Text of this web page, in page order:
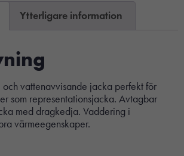
Ytterligare information
vattenavvisande jacka perfekt för
som representationsjacka. Avtagbar
med dragkedja. Vaddering i
värmeegenskaper.